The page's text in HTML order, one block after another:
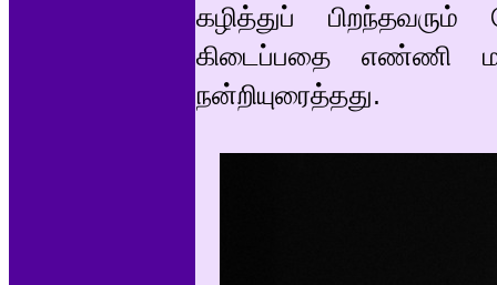
கழித்துப்
கிடைப்பதை எண்ணி
நன்றியுரைத்தது.